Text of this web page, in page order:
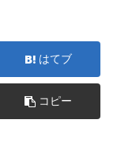
はてブ
コピー